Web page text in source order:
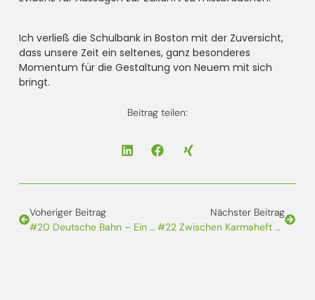
Ich verließ die Schulbank in Boston mit der Zuversicht,
dass unsere Zeit ein seltenes, ganz besonderes
Momentum für die Gestaltung von Neuem mit sich
bringt.
Beitrag teilen:
Voheriger Beitrag
#20 Deutsche Bahn – Ein Lehrstück Für Den Umgang Mit Unsicherheit
Nächster Beitrag
#22 Zwischen Karmaheft Und Robustheit